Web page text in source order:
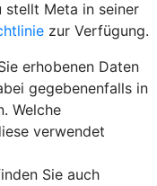
Meta in seiner
zur Verfügung.
erhobenen Daten
gegebenenfalls in
Welche
verwendet
Sie auch